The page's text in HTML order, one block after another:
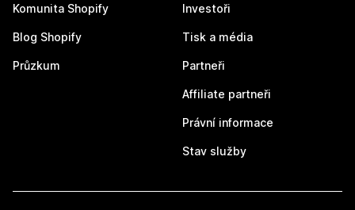
Komunita Shopify
Blog Shopify
Průzkum
Investoři
Tisk a média
Partneři
Affiliate partneři
Právní informace
Stav služby